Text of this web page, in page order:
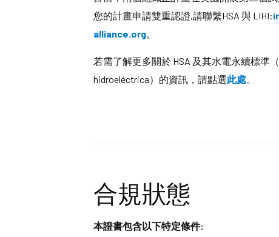
您的計畫申請雙重認證,請聯繫HSA 與 LIHI:
alliance.org。
若需了解更多關於 HSA 及其水電永續標準
hidroeléctrica）的資訊，請點選此處。
合規狀態
本證書包含以下特定條件: